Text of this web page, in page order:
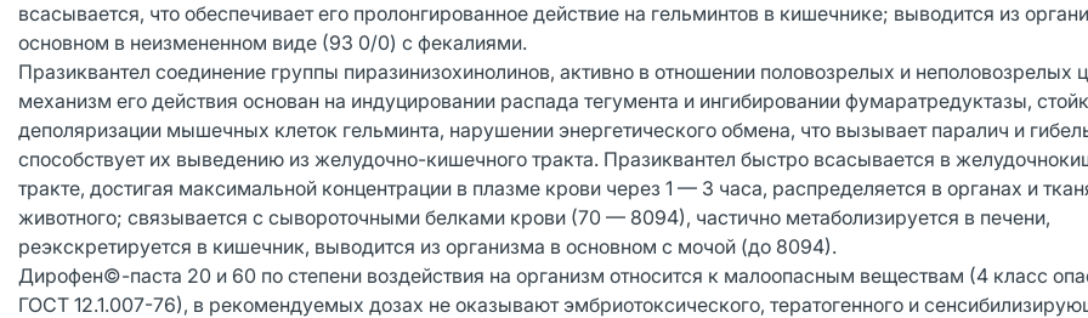
всасывается, что обеспечивает его пролонгированное действие на гельминтов в кишечнике; выводится из
основном в неизмененном виде (93 0/0) с фекалиями.
Празиквантел соединение группы пиразинизохинолинов, активно в отношении половозрелых и неполовозрелых
механизм его действия основан на индуцировании распада тегумента и ингибировании фумаратредуктазы,
деполяризации мышечных клеток гельминта, нарушении энергетического обмена, что вызывает паралич и
способствует их выведению из желудочно-кишечного тракта. Празиквантел быстро всасывается в
тракте, достигая максимальной концентрации в плазме крови через 1 — З часа, распределяется в органах и
животного; связывается с сывороточными белками крови (70 — 8094), частично метаболизируется в печени,
реэкскретируется в кишечник, выводится из организма в основном с мочой (до 8094).
Дирофен©-паста 20 и 60 по степени воздействия на организм относится к малоопасным веществам (4 класс
ГОСТ 12.1.007-76), в рекомендуемых дозах не оказывают эмбриотоксического, тератогенного и